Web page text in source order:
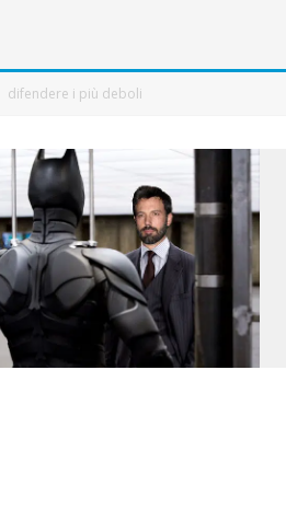
difendere i più deboli